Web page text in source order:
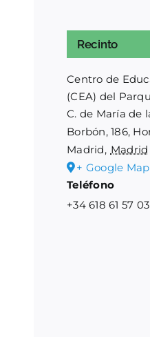
Recinto
Centro de
(CEA) del
C. de María de
Borbón, 186,
Madrid, Madrid
+ Google Map
Teléfono
+34 618 61 57 03